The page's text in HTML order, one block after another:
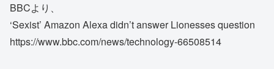
BBCより、
‘Sexist’ Amazon Alexa didn’t answer Lionesses question
https://www.bbc.com/news/technology-66508514